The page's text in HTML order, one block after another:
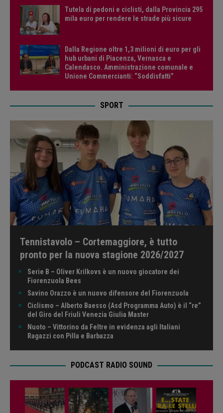
Tutela di pedoni e ciclisti, dalla Provincia 295
mila euro per rendere le strade più sicure
Dalla Regione oltre 1,3 milioni di euro per gli
hub urbani di Piacenza, Vernasca e
Calendasco. Amministrazione comunale e
Unione Commercianti: “Soddisfatti”
SPORT
Tennistavolo – Cortemaggiore, è tutto
pronto per la nuova stagione 2026/2027
Serie B – Oliver Krilkovs è un nuovo giocatore dei
Fiorenzuola Bees
Savino Orazzo è un nuovo difensore del Fiorenzuola
Ciclismo – Alberto Baesso (Asd Programma Auto) è il “re”
del Giro del Friuli Venezia Giulia Master
Nuoto – Vittorino da Feltre in evidenza agli Italiani
Ragazzi con Pilla e Barbazza
PODCAST RADIO SOUND